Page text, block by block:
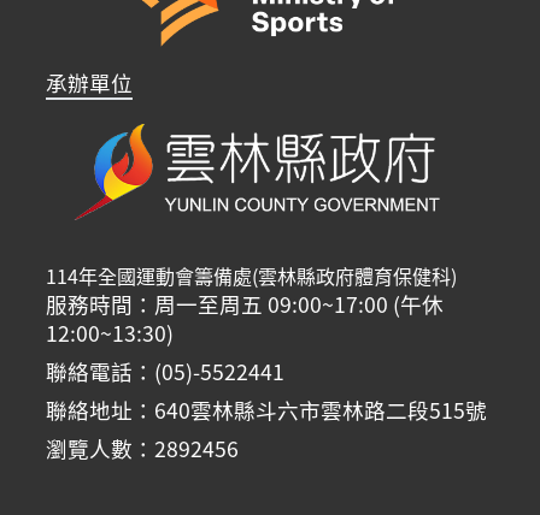
承辦單位
114年全國運動會籌備處(雲林縣政府體育保健科)
服務時間：周一至周五 09:00~17:00 (午休
12:00~13:30)
聯絡電話：(05)-5522441
聯絡地址：640雲林縣斗六市雲林路二段515號
瀏覽人數：2892456